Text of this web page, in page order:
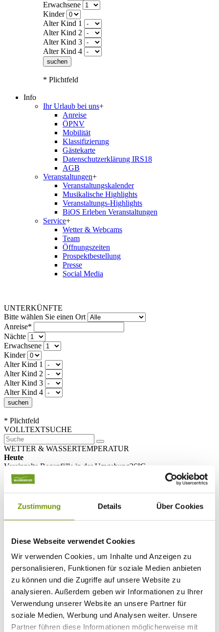
Zustimmung Details Über Cookies
Diese Webseite verwendet Cookies
Wir verwenden Cookies, um Inhalte und Anzeigen zu
personalisieren, Funktionen für soziale Medien anbieten
zu können und die Zugriffe auf unsere Website zu
analysieren. Außerdem geben wir Informationen zu Ihrer
Verwendung unserer Website an unsere Partner für
soziale Medien, Werbung und Analysen weiter. Unsere
Partner führen diese Informationen möglicherweise mit
Erwachsene
Kinder
Alter Kind 1
Alter Kind 2
Alter Kind 3
Alter Kind 4
suchen
* Plichtfeld
Info
Ihr Urlaub bei uns+
Anreise
ÖPNV
Mobilität
Klassifizierung
Gästekarte
Datenschutzerklärung IRS18
AGB
Veranstaltungen+
Veranstaltungskalender
Musikalische Highlights
Veranstaltungs-Highlights
BiOS Erleben Veranstaltungen
Service+
Wetter & Webcams
Team
Öffnungszeiten
Prospektbestellung
Presse
Social Media
UNTERKÜNFTE
Bitte wählen Sie einen Ort
Anreise*
Nächte
Erwachsene
Kinder
Alter Kind 1
Alter Kind 2
Alter Kind 3
Alter Kind 4
suchen
* Plichtfeld
VOLLTEXTSUCHE
WETTER & WASSERTEMPERATUR
Heute
Vereinzelte Regenfälle in der Umgebung26°C
Morgen
25°C
So 09.08
28°C
26°CWaginger Segelclub
26°C Strandbad Seeteufel
WEBCAM